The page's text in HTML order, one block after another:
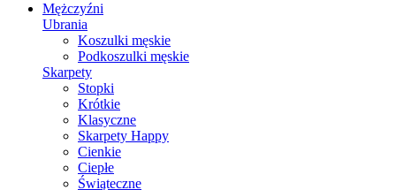
Mężczyźni
Ubrania
Koszulki męskie
Podkoszulki męskie
Skarpety
Stopki
Krótkie
Klasyczne
Skarpety Happy
Cienkie
Ciepłe
Świąteczne